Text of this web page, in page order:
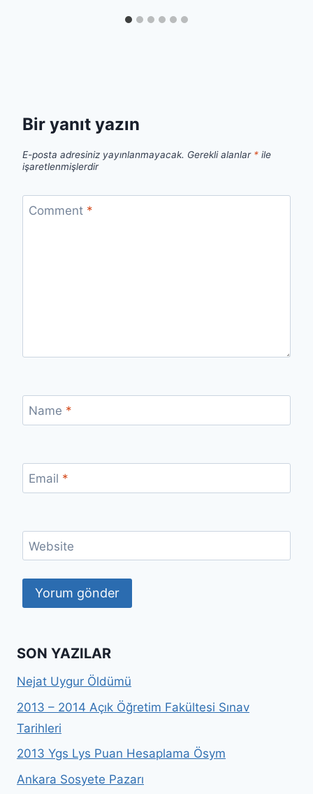
Bir yanıt yazın
E-posta adresiniz yayınlanmayacak. Gerekli alanlar * ile
işaretlenmişlerdir
Comment *
Name *
Email *
Website
SON YAZILAR
Nejat Uygur Öldümü
2013 – 2014 Açık Öğretim Fakültesi Sınav
Tarihleri
2013 Ygs Lys Puan Hesaplama Ösym
Ankara Sosyete Pazarı